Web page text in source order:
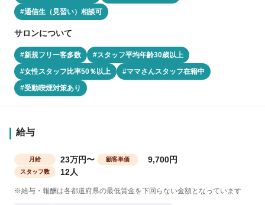
#通信生（見習い）相談可
サロンについて
#新規フリー客多数
#スタッフ平均年齢30歳以上
#女性スタッフ比率50％以上
#ママさんスタッフ在籍中
#受動喫煙対策あり
給与
月給 23万円〜 顧客単価 9,700円
スタッフ数 12人
※給与・報酬は各都道府県の最低賃金を下回らない金額となっています